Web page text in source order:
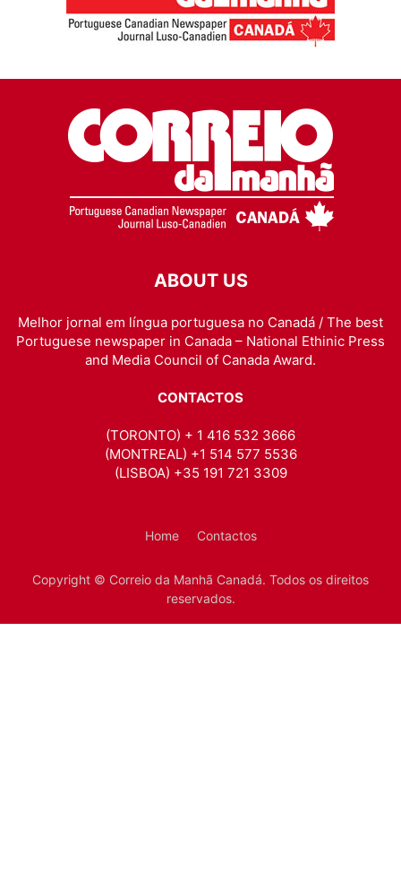
ABOUT US
Melhor jornal em língua portuguesa no Canadá / The best
Portuguese newspaper in Canada – National Ethinic Press
and Media Council of Canada Award.
CONTACTOS
(TORONTO) + 1 416 532 3666
(MONTREAL) +1 514 577 5536
(LISBOA) +35 191 721 3309
Home Contactos
Copyright © Correio da Manhã Canadá. Todos os direitos
reservados.